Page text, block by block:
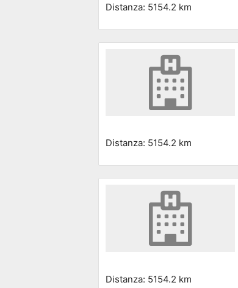
Distanza: 5154.2 km
Distanza: 5154.2 km
Distanza: 5154.2 km